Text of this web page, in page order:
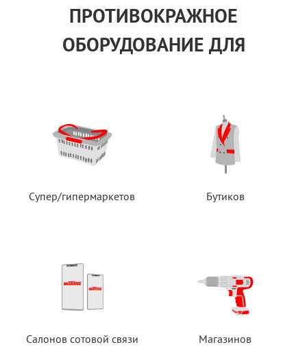
ПРОТИВОКРАЖНОЕ
ОБОРУДОВАНИЕ ДЛЯ
Супер/гипермаркетов Бутиков
Салонов сотовой связи
Магазинов